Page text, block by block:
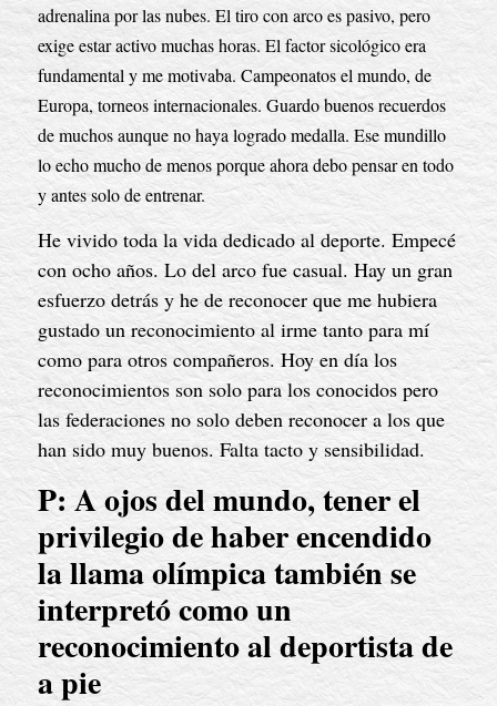
adrenalina por las nubes. El tiro con arco es pasivo, pero
exige estar activo muchas horas. El factor sicológico era
fundamental y me motivaba. Campeonatos el mundo, de
Europa, torneos internacionales. Guardo buenos recuerdos
de muchos aunque no haya logrado medalla. Ese mundillo
lo echo mucho de menos porque ahora debo pensar en todo
y antes solo de entrenar.
He vivido toda la vida dedicado al deporte. Empecé
con ocho años. Lo del arco fue casual. Hay un gran
esfuerzo detrás y he de reconocer que me hubiera
gustado un reconocimiento al irme tanto para mí
como para otros compañeros. Hoy en día los
reconocimientos son solo para los conocidos pero
las federaciones no solo deben reconocer a los que
han sido muy buenos. Falta tacto y sensibilidad.
P: A ojos del mundo, tener el
privilegio de haber encendido
la llama olímpica también se
interpretó como un
reconocimiento al deportista de
a pie